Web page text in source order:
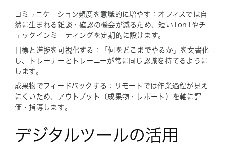
コミュニケーション頻度を意識的に増やす：オフィスでは自
然に生まれる雑談・確認の機会が減るため、短い1on1やチ
ェックインミーティングを定期的に設けます。
目標と進捗を可視化する：「何をどこまでやるか」を文書化
し、トレーナーとトレーニーが常に同じ認識を持てるように
します。
成果物でフィードバックする：リモートでは作業過程が見え
にくいため、アウトプット（成果物・レポート）を軸に評
価・指導します。
デジタルツールの活用